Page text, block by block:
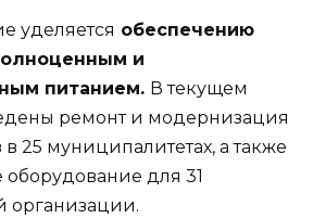
уделяется обеспечению
и
питанием. В текущем
ремонт и модернизация
25 муниципалитетах, а также
оборудование для 31
организации.